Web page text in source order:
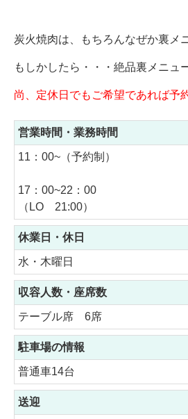
炭火焼肉は、もちろんなぜか裏メ
もしかしたら・・・絶品裏メニュ
尚、定休日でもご希望であれば予
営業時間・業務時間
11：00~（予約制）
17：00~22：00
（LO 21:00）
休業日・休日
水・木曜日
収容人数・座席数
テーブル席 6席
駐車場の情報
普通車14台
送迎